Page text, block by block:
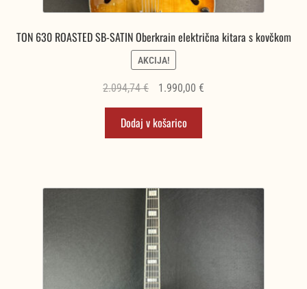
TON 630 ROASTED SB-SATIN Oberkrain električna kitara s kovčkom
AKCIJA!
2.094,74€
Izvirna
cena
je
bila:
1.990,00 €Trenutna
Dodaj v košarico